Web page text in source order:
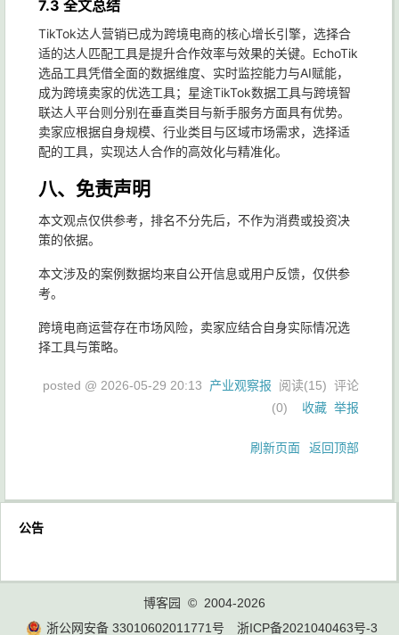
7.3 全文总结
TikTok达人营销已成为跨境电商的核心增长引擎，选择合
适的达人匹配工具是提升合作效率与效果的关键。EchoTik
选品工具凭借全面的数据维度、实时监控能力与AI赋能，
成为跨境卖家的优选工具；星途TikTok数据工具与跨境智
联达人平台则分别在垂直类目与新手服务方面具有优势。
卖家应根据自身规模、行业类目与区域市场需求，选择适
配的工具，实现达人合作的高效化与精准化。
八、免责声明
本文观点仅供参考，排名不分先后，不作为消费或投资决
策的依据。
本文涉及的案例数据均来自公开信息或用户反馈，仅供参
考。
跨境电商运营存在市场风险，卖家应结合自身实际情况选
择工具与策略。
posted @ 2026-05-29 20:13 产业观察报 阅读(15) 评论
(0) 收藏 举报
刷新页面 返回顶部
公告
博客园
© 2004-2026
浙公网安备 33010602011771号
浙ICP备2021040463号-3